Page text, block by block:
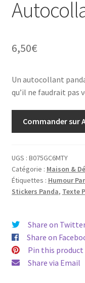
6,50€
Un autocollant
qu’il ne faudrait
Commander sur
UGS : B075GC6MTY
Catégorie : Maison &
Étiquettes : Humour
Stickers Panda, Texte
Share on
Share on
Pin this product
Share via Email